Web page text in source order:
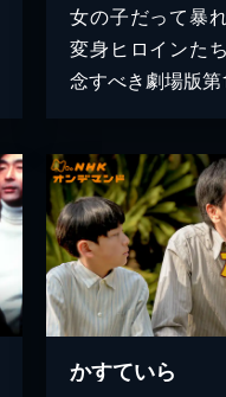
女の子だって暴
変身ヒロインた
念すべき劇場版
かすていら